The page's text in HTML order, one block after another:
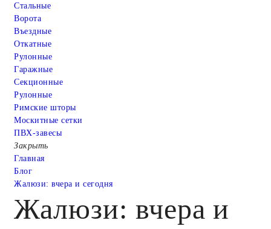
Стальные
Ворота
Въездные
Откатные
Рулонные
Гаражные
Cекционные
Рулонные
Римские шторы
Москитные сетки
ПВХ-завесы
Закрыть
Главная
Блог
Жалюзи: вчера и сегодня
Жалюзи: вчера и